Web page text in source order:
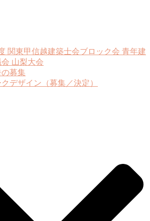
関東甲信越建築士会ブロック会 青年建
山梨大会
募集
デザイン（募集／決定）